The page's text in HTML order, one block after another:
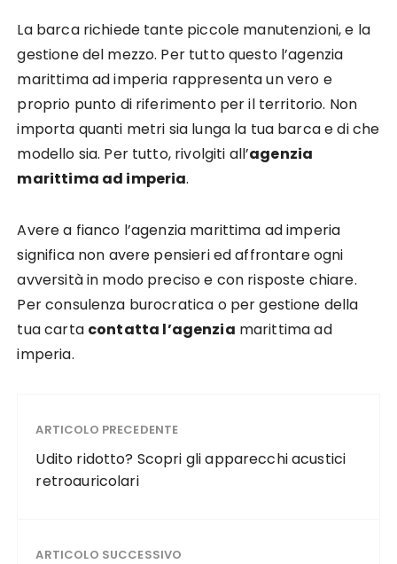
La barca richiede tante piccole manutenzioni, e la
gestione del mezzo. Per tutto questo l’agenzia
marittima ad imperia rappresenta un vero e
proprio punto di riferimento per il territorio. Non
importa quanti metri sia lunga la tua barca e di che
modello sia. Per tutto, rivolgiti all’agenzia
marittima ad imperia.
Avere a fianco l’agenzia marittima ad imperia
significa non avere pensieri ed affrontare ogni
avversità in modo preciso e con risposte chiare.
Per consulenza burocratica o per gestione della
tua carta contatta l’agenzia marittima ad
imperia.
ARTICOLO PRECEDENTE
Udito ridotto? Scopri gli apparecchi acustici
retroauricolari
ARTICOLO SUCCESSIVO